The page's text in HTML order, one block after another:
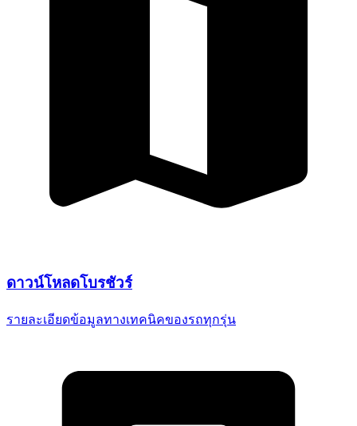
ดาวน์โหลดโบรชัวร์
รายละเอียดข้อมูลทางเทคนิคของรถทุกรุ่น